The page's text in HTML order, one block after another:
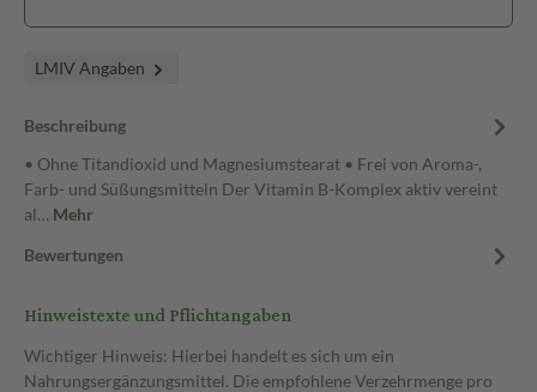
LMIV Angaben
Beschreibung
• Ohne Titandioxid und Magnesiumstearat • Frei von Aroma-,
Farb- und Süßungsmitteln Der Vitamin B-Komplex aktiv vereint
al… Mehr
Bewertungen
Hinweistexte und Pflichtangaben
Wichtiger Hinweis: Hierbei handelt es sich um ein
Nahrungsergänzungsmittel. Die empfohlene Verzehrmenge pro